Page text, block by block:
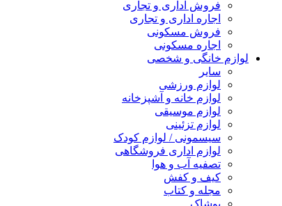
فروش اداری و تجاری
اجاره اداری و تجاری
فروش مسکونی
اجاره مسکونی
لوازم خانگی و شخصی
سایر
لوازم ورزشی
لوازم خانه و آشپزخانه
لوازم موسیقی
لوازم تزئینی
سیسمونی / لوازم کودک
لوازم اداری فروشگاهی
تصفیه آب و هوا
کیف و کفش
مجله و کتاب